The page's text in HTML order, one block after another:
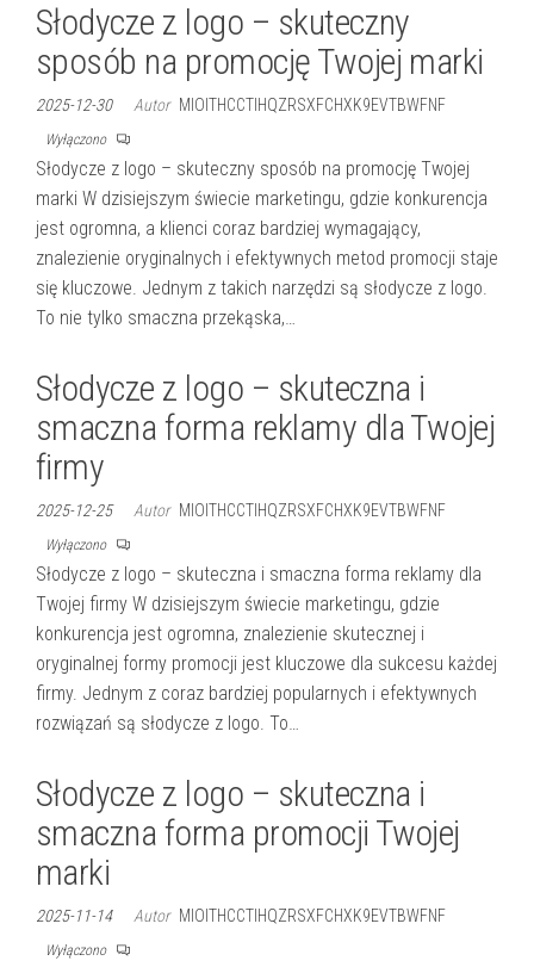
Słodycze z logo – skuteczny
sposób na promocję Twojej marki
2025-12-30 Autor MIOITHCCTIHQZRSXFCHXK9EVTBWFNF
Wyłączono
Słodycze z logo – skuteczny sposób na promocję Twojej
marki W dzisiejszym świecie marketingu, gdzie konkurencja
jest ogromna, a klienci coraz bardziej wymagający,
znalezienie oryginalnych i efektywnych metod promocji staje
się kluczowe. Jednym z takich narzędzi są słodycze z logo.
To nie tylko smaczna przekąska,…
Słodycze z logo – skuteczna i
smaczna forma reklamy dla Twojej
firmy
2025-12-25 Autor MIOITHCCTIHQZRSXFCHXK9EVTBWFNF
Wyłączono
Słodycze z logo – skuteczna i smaczna forma reklamy dla
Twojej firmy W dzisiejszym świecie marketingu, gdzie
konkurencja jest ogromna, znalezienie skutecznej i
oryginalnej formy promocji jest kluczowe dla sukcesu każdej
firmy. Jednym z coraz bardziej popularnych i efektywnych
rozwiązań są słodycze z logo. To…
Słodycze z logo – skuteczna i
smaczna forma promocji Twojej
marki
2025-11-14 Autor MIOITHCCTIHQZRSXFCHXK9EVTBWFNF
Wyłączono